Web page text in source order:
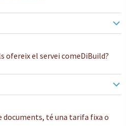
ofereix el servei comeDiBuild?
documents, té una tarifa fixa o